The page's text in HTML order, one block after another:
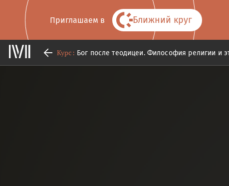
Приглашаем в Ближний круг
Курс: Бог после теодицеи. Философия религии и